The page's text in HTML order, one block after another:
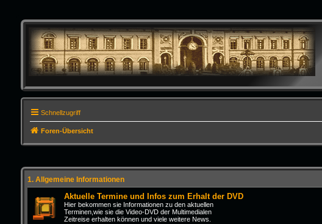
Schnellzugriff
Foren-Übersicht
1. Allgemeine Informationen
Aktuelle Termine und Infos zum Erhalt der DVD
Hier bekommen sie Informationen zu den aktuellen
Terminen,wie sie die Video-DVD der Multimedialen
Zeitreise erhalten können und viele weitere News.